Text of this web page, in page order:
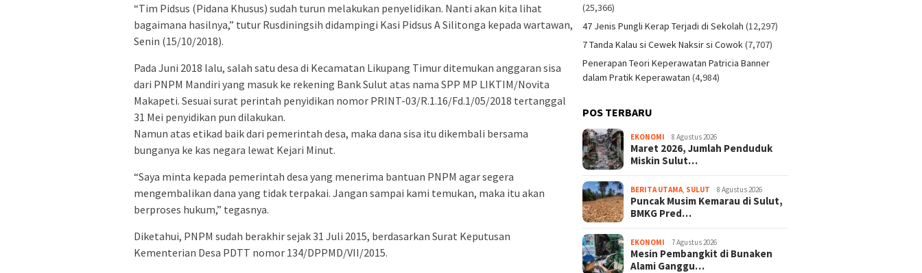
“Tim Pidsus (Pidana Khusus) sudah turun melakukan penyelidikan. Nanti akan kita lihat
bagaimana hasilnya,” tutur Rusdiningsih didampingi Kasi Pidsus A Silitonga kepada wartawan,
Senin (15/10/2018).
Pada Juni 2018 lalu, salah satu desa di Kecamatan Likupang Timur ditemukan anggaran sisa
dari PNPM Mandiri yang masuk ke rekening Bank Sulut atas nama SPP MP LIKTIM/Novita
Makapeti. Sesuai surat perintah penyidikan nomor PRINT-03/R.1.16/Fd.1/05/2018 tertanggal
31 Mei penyidikan pun dilakukan.
Namun atas etikad baik dari pemerintah desa, maka dana sisa itu dikembali bersama
bunganya ke kas negara lewat Kejari Minut.
“Saya minta kepada pemerintah desa yang menerima bantuan PNPM agar segera
mengembalikan dana yang tidak terpakai. Jangan sampai kami temukan, maka itu akan
berproses hukum,” tegasnya.
Diketahui, PNPM sudah berakhir sejak 31 Juli 2015, berdasarkan Surat Keputusan
Kementerian Desa PDTT nomor 134/DPPMD/VII/2015.
(25,366)
47 Jenis Pungli Kerap Terjadi di Sekolah (12,297)
7 Tanda Kalau si Cewek Naksir si Cowok(7,707)
Penerapan Teori Keperawatan Patricia Banner
dalam Pratik Keperawatan (4,984)
POS TERBARU
EKONOMI 8 Agustus 2026
Maret 2026, Jumlah Penduduk
Miskin Sulut…
BERITA UTAMA, SULUT 8 Agustus 2026
Puncak Musim Kemarau di Sulut,
BMKG Pred…
EKONOMI 7 Agustus 2026
Mesin Pembangkit di Bunaken
Alami Ganggu…